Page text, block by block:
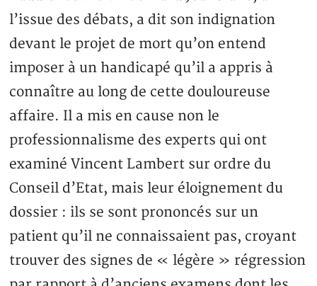
l’issue des débats, a dit son indignation
devant le projet de mort qu’on entend
imposer à un handicapé qu’il a appris à
connaître au long de cette douloureuse
affaire. Il a mis en cause non le
professionnalisme des experts qui ont
examiné Vincent Lambert sur ordre du
Conseil d’Etat, mais leur éloignement du
dossier : ils se sont prononcés sur un
patient qu’il ne connaissaient pas, croyant
trouver des signes de « légère » régression